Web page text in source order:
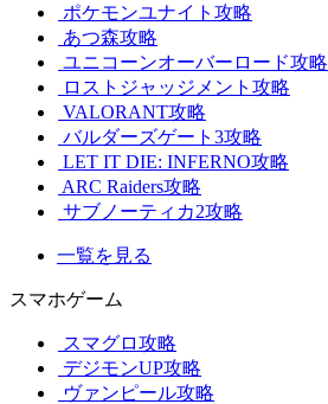
ポケモンユナイト攻略
あつ森攻略
ユニコーンオーバーロード攻略
ロストジャッジメント攻略
VALORANT攻略
バルダーズゲート3攻略
LET IT DIE: INFERNO攻略
ARC Raiders攻略
サブノーティカ2攻略
一覧を見る
スマホゲーム
スマグロ攻略
デジモンUP攻略
ヴァンピール攻略